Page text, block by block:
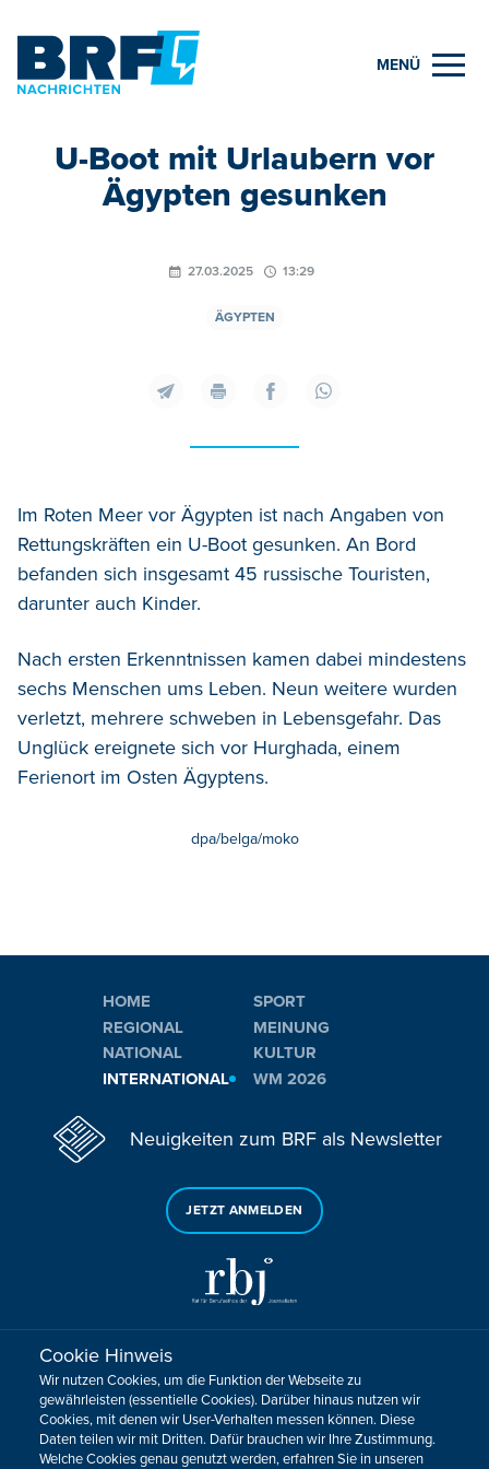
MENÜ
U-Boot mit Urlaubern vor
Ägypten gesunken
27.03.2025 13:29
ÄGYPTEN
Im Roten Meer vor Ägypten ist nach Angaben von
Rettungskräften ein U-Boot gesunken. An Bord
befanden sich insgesamt 45 russische Touristen,
darunter auch Kinder.
Nach ersten Erkenntnissen kamen dabei mindestens
sechs Menschen ums Leben. Neun weitere wurden
verletzt, mehrere schweben in Lebensgefahr. Das
Unglück ereignete sich vor Hurghada, einem
Ferienort im Osten Ägyptens.
dpa/belga/moko
HOME
REGIONAL
NATIONAL
INTERNATIONAL
SPORT
MEINUNG
KULTUR
WM 2026
Neuigkeiten zum BRF als Newsletter
JETZT ANMELDEN
Sie haben noch Fragen oder Anmerkungen?
KONTAKTIEREN SIE UNS!
Impressum Datenschutz Kontakt
Barrierefreiheit
Cookie Hinweis
Wir nutzen Cookies, um die Funktion der Webseite zu
gewährleisten (essentielle Cookies). Darüber hinaus nutzen wir
Cookies, mit denen wir User-Verhalten messen können. Diese
Daten teilen wir mit Dritten. Dafür brauchen wir Ihre Zustimmung.
Welche Cookies genau genutzt werden, erfahren Sie in unseren